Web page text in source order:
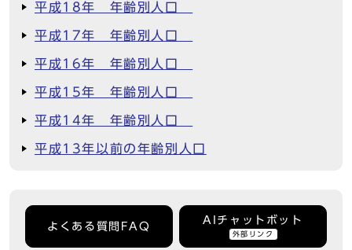
平成18年 年齢別人口
平成17年 年齢別人口
平成16年 年齢別人口
平成15年 年齢別人口
平成14年 年齢別人口
平成13年以前の年齢別人口
よくある質問FAQ
AIチャットボット
外部リンク